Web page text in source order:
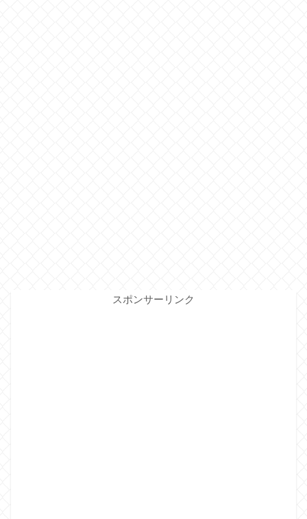
スポンサーリンク